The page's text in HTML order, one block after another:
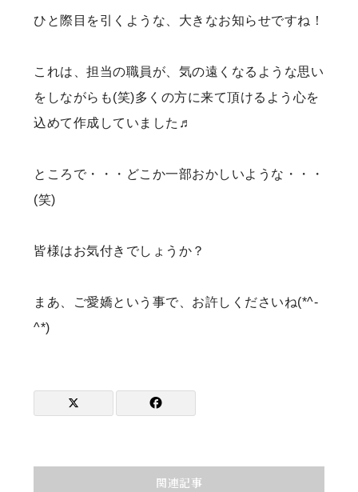
ひと際目を引くような、大きなお知らせですね！
これは、担当の職員が、気の遠くなるような思い
をしながらも(笑)多くの方に来て頂けるよう心を
込めて作成していました♬
ところで・・・どこか一部おかしいような・・・
(笑)
皆様はお気付きでしょうか？
まあ、ご愛嬌という事で、お許しくださいね(*^-
^*)
関連記事